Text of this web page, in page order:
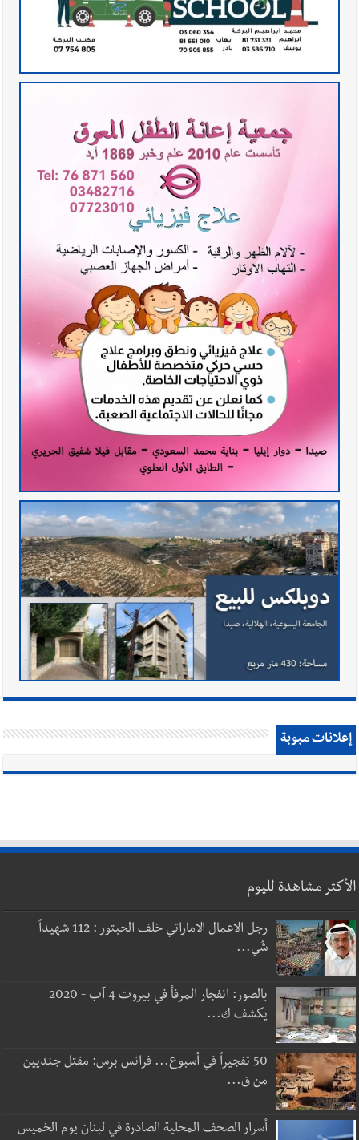
إعلانات مبوبة
الأكثر مشاهدة لليوم
رجل الاعمال الاماراتي خلف الحبتور : 112 شهيداً
شُي...
بالصور: انفجار المرفأ في بيروت 4 آب - 2020
يكشف ك...
50 تفجيراً في أسبوع... فرانس برس: مقتل جنديين
من ق...
أسرار الصحف المحلية الصادرة في لبنان يوم الخميس